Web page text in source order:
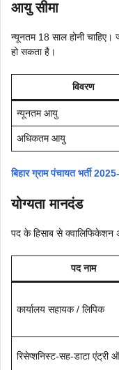
आयु सीमा
न्यूनतम 18 साल होनी
हो सकता है।
विवरण
न्यूनतम आयु
अधिकतम आयु
बिहार ग्राम पंचायत भर्ती
योग्यता मानदंड
पद के हिसाब से क्वालिफिकेशन
पद नाम
कार्यालय सहायक / लिपिक
रिसेप्शनिस्ट-सह-डाटा एंट्री